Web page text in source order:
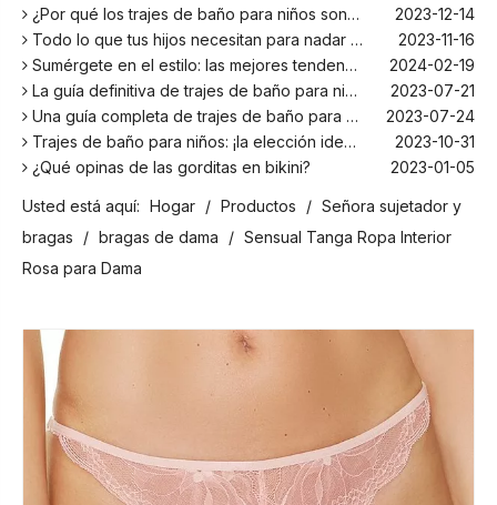
¿Por qué los trajes de baño para niños son más cómodos con elastano?
2023-12-14
Todo lo que tus hijos necesitan para nadar este verano
2023-11-16
Sumérgete en el estilo: las mejores tendencias en trajes de baño para niños de la temporada
2024-02-19
La guía definitiva de trajes de baño para niños: comodidad, diseño y seguridad
2023-07-21
Una guía completa de trajes de baño para niños: comodidad, estilo y seguridad para divertirse bajo el sol
2023-07-24
Trajes de baño para niños: ¡la elección ideal para tus hijos!
2023-10-31
¿Qué opinas de las gorditas en bikini?
2023-01-05
¡El principal fabricante de trajes de baño en Bali!
2024-02-22
¡Date un chapuzón con los trajes de baño para niños más populares de la temporada!
2024-02-02
Como cualquier otro traje, el bañador infantil: un espacio agradable para relajarse en la playa
Todo lo que tus hijos necesitan para nadar este verano
2023-11-16
Sumérgete en el estilo: las mejores tendencias en trajes de baño para niños de la temporada
2024-02-19
La guía definitiva de trajes de baño para niños: comodidad, diseño y seguridad
2023-07-21
Una guía completa de trajes de baño para niños: comodidad, estilo y seguridad para divertirse bajo el sol
2023-07-24
Usted está aquí: Hogar / Productos / Señora sujetador y
bragas
/ bragas de dama / Sensual Tanga Ropa Interior
Rosa para Dama